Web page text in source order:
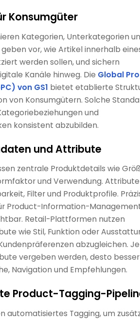
Konsumgüter
Kategorien, Unterkategorien
vor, wie Artikel innerhalb
werden sollen, und sichern
Kanäle hinweg. Die Global
von GS1 bietet etablierte
von Konsumgütern. Solche
und
konsistent abzubilden.
und Attribute
zentrale Produktdetails wie
und Verwendung. Attribute
Filter und Produktprofile.
Product-Information-
Retail-Plattformen nutzen
wie Stil, Funktion oder
abzugleichen. Je
vergeben werden, desto besser
Navigation und Empfehlungen.
Product-Tagging-
automatisiertes Tagging, um